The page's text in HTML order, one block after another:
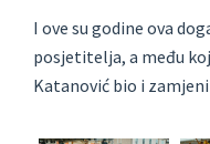
I ove su godine ova
posjetitelja, a među
Katanović bio i